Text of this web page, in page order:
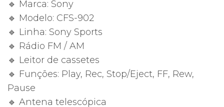
🔹 Marca: Sony
🔹 Modelo: CFS-902
🔹 Linha: Sony Sports
🔹 Rádio FM / AM
🔹 Leitor de cassetes
🔹 Funções: Play, Rec, Stop/Eject, FF, Rew,
Pause
🔹 Antena telescópica